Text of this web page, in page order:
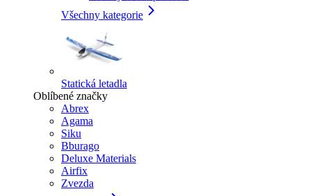
Všechny kategorie
Statická letadla
Oblíbené značky
Abrex
Agama
Siku
Bburago
Deluxe Materials
Airfix
Zvezda